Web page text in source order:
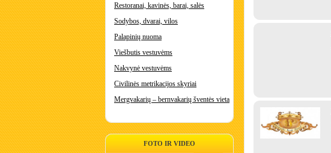
Restoranai, kavinės, barai, salės
Sodybos, dvarai, vilos
Palapinių nuoma
Viešbutis vestuvėms
Nakvynė vestuvėms
Civilinės metrikacijos skyriai
Mergvakarių – bernvakarių šventės vieta
FOTO IR VIDEO